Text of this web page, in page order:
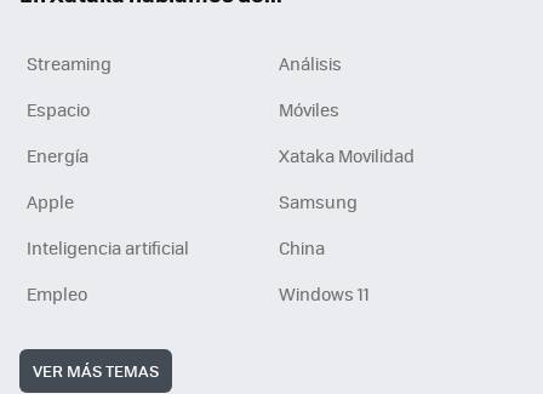
Streaming
Análisis
Espacio
Móviles
Energía
Xataka Movilidad
Apple
Samsung
Inteligencia artificial
China
Empleo
Windows 11
VER MÁS TEMAS